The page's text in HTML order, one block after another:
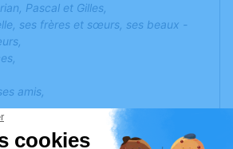
Pascal et Gilles,
ses frères et sœurs, ses beaux -
amis,
faire part du décès de